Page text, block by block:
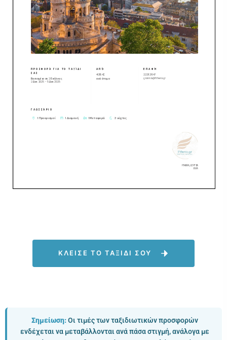
ΚΛΕΙΣΕ ΤΟ ΤΑΞΙΔΙ ΣΟΥ
Σημείωση:Οι τιμές των ταξιδιωτικών προσφορών
ενδέχεται να μεταβάλλονται ανά πάσα στιγμή, ανάλογα με